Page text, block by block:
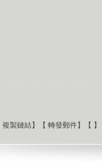
複製鏈結】【 轉發郵件】【 】